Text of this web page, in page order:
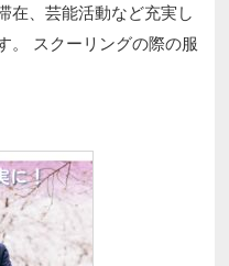
在、芸能活動など充実し
。 スクーリングの際の服